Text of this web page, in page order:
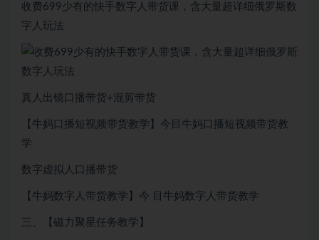
收费699少有的快手数字人带货课，含大量超详细俄罗斯数
字人玩法
真人出镜口播带货+混剪带货
【牛妈口播短视频带货教学】今目牛妈口播短视频带货教
学
数字虚拟人口播带货
【牛妈数字人带货教学】今 目牛妈数字人带货教学
三、【磁力聚星任务教学】